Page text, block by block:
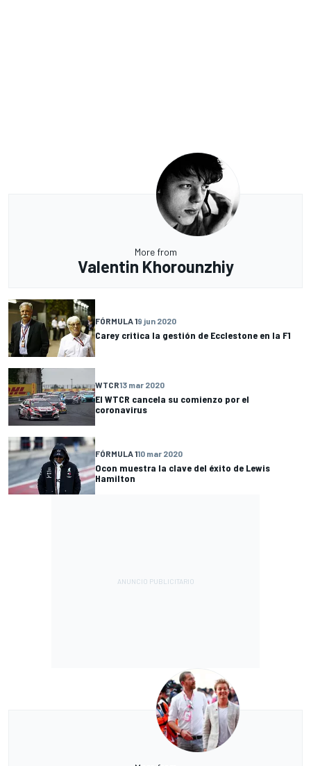
More from
Valentin Khorounzhiy
FÓRMULA 19 jun 2020
Carey critica la gestión de Ecclestone en la F1
WTCR13 mar 2020
El WTCR cancela su comienzo por el
coronavirus
FÓRMULA 110 mar 2020
Ocon muestra la clave del éxito de Lewis
Hamilton